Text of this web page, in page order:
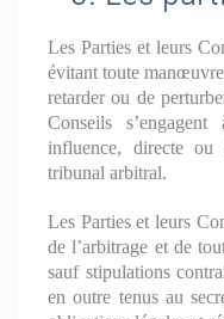
Les Parties et leurs
évitant toute
retarder ou de
Conseils
influence, directe
tribunal arbitral.
Les Parties et leurs
de l’arbitrage et de
sauf stipulations
en outre tenus au